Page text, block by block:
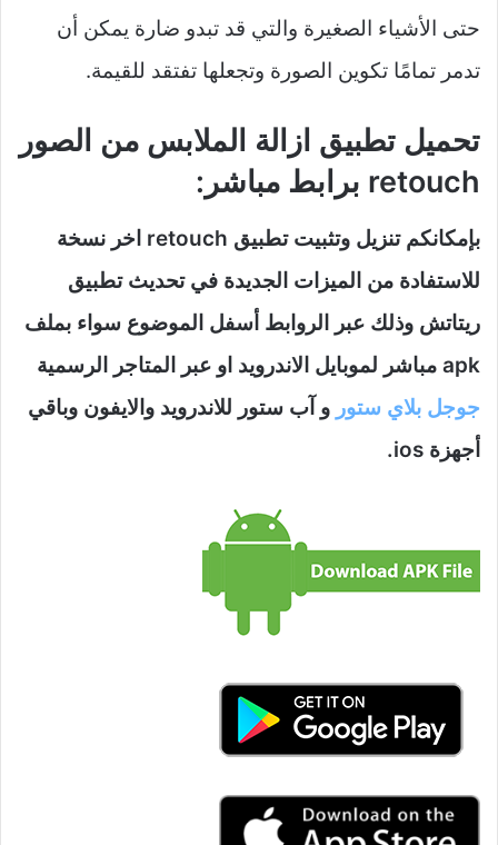
حتى الأشياء الصغيرة والتي قد تبدو ضارة يمكن أن
تدمر تمامًا تكوين الصورة وتجعلها تفتقد للقيمة.
تحميل تطبيق ازالة الملابس من الصور
retouch برابط مباشر:
بإمكانكم تنزيل وتثبيت تطبيق retouch اخر نسخة
للاستفادة من الميزات الجديدة في تحديث تطبيق
ريتاتش وذلك عبر الروابط أسفل الموضوع سواء بملف
apk مباشر لموبايل الاندرويد او عبر المتاجر الرسمية
جوجل بلاي ستور و آب ستور للاندرويد والايفون وباقي
أجهزة ios.